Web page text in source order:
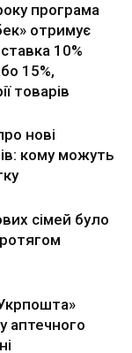
програма
отримує
10%
15%,
товарів
нові
кому можуть
сімей було
аптечного